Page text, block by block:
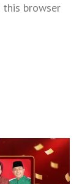
this browser